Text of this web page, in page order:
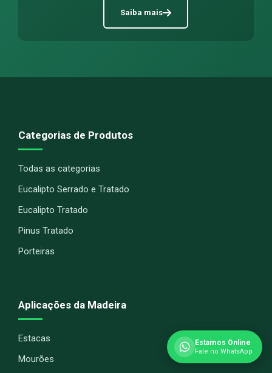
Saiba mais
Categorias de Produtos
Todas as categorias
Eucalipto Serrado e Tratado
Eucalipto Tratado
Pinus Tratado
Porteiras
Aplicações da Madeira
Estacas
Mourões
Estamos Online
Fale no WhatsApp